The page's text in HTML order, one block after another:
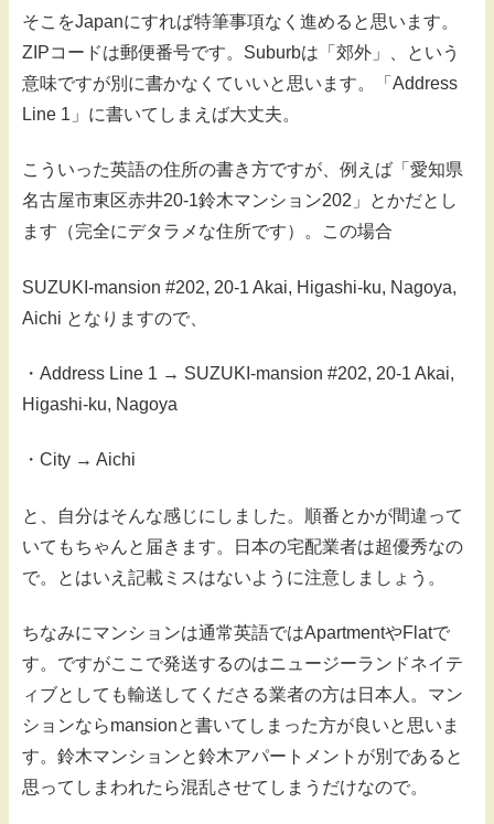
そこをJapanにすれば特筆事項なく進めると思います。
ZIPコードは郵便番号です。Suburbは「郊外」、という
意味ですが別に書かなくていいと思います。「Address
Line 1」に書いてしまえば大丈夫。
こういった英語の住所の書き方ですが、例えば「愛知県
名古屋市東区赤井20-1鈴木マンション202」とかだとし
ます（完全にデタラメな住所です）。この場合
SUZUKI-mansion #202, 20-1 Akai, Higashi-ku, Nagoya,
Aichi となりますので、
・Address Line 1 → SUZUKI-mansion #202, 20-1 Akai,
Higashi-ku, Nagoya
・City → Aichi
と、自分はそんな感じにしました。順番とかが間違って
いてもちゃんと届きます。日本の宅配業者は超優秀なの
で。とはいえ記載ミスはないように注意しましょう。
ちなみにマンションは通常英語ではApartmentやFlatで
す。ですがここで発送するのはニュージーランドネイテ
ィブとしても輸送してくださる業者の方は日本人。マン
ションならmansionと書いてしまった方が良いと思いま
す。鈴木マンションと鈴木アパートメントが別であると
思ってしまわれたら混乱させてしまうだけなので。